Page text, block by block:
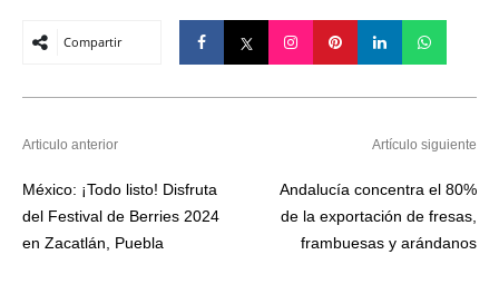
Compartir
Articulo anterior
México: ¡Todo listo! Disfruta
del Festival de Berries 2024
en Zacatlán, Puebla
Artículo siguiente
Andalucía concentra el 80%
de la exportación de fresas,
frambuesas y arándanos